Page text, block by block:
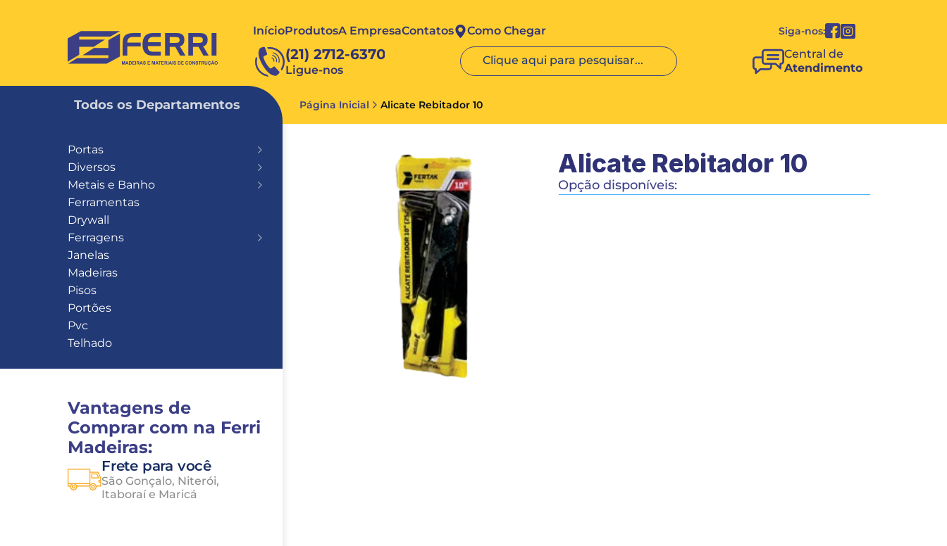
FERRI InícioProdutosA EmpresaContatos Como Chegar Siga-nos:
(21) 2712-6370
Ligue-nos
Clique aqui para pesquisar...
Central de
Atendimento
Todos os Departamentos Página Inicial Alicate Rebitador 10
Portas
Diversos
Metais e Banho
Ferramentas
Drywall
Ferragens
Janelas
Madeiras
Pisos
Portões
Pvc
Telhado
Vantagens de
Comprar com na Ferri
Madeiras:
Frete para você
São Gonçalo, Niterói,
Itaboraí e Maricá
Alicate Rebitador 10
Opção disponíveis: